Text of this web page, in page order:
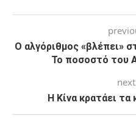
Ο αλγόριθμος «βλέπει»
Το ποσοστό του
Η Κίνα κρατάει τα